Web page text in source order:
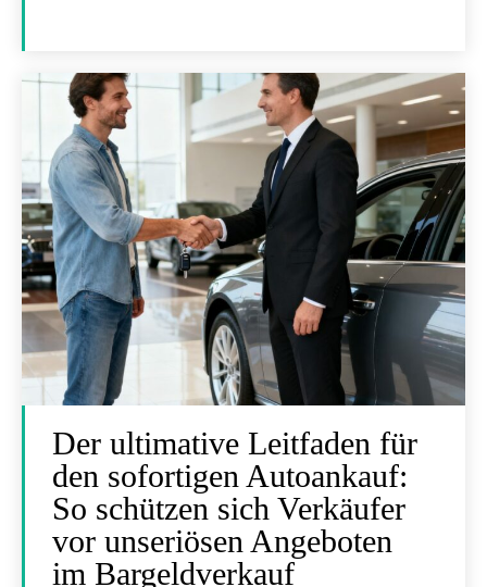
Der ultimative Leitfaden für
den sofortigen Autoankauf:
So schützen sich Verkäufer
vor unseriösen Angeboten
im Bargeldverkauf